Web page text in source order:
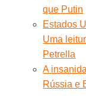
que Putin
Estados
Uma
Petrella
A
Rússia e